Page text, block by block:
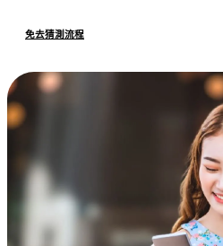
免去猜測流程